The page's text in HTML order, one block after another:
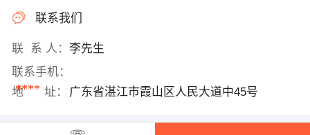
联系我们
联 系 人： 李先生
联系手机：
****
地 址： 广东省湛江市霞山区人民大道中45号